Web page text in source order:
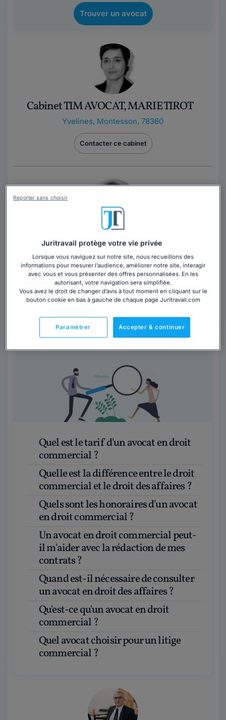
Trouver un avocat
Cabinet TIM AVOCAT, MARIE TIROT
Yvelines, Montesson, 78360
Contacter ce cabinet
Cabinet MAÎTRE ISABELLE AUBERT
Haute-Garonne,Toulouse, 31000
Contacter ce cabinet
Les questionsfréquemment posées
Quel est le tarif d'un avocat en droit
commercial ?
Quelle est la différence entre le droit
commercial et le droit des affaires ?
Quels sont les honoraires d'un avocat
en droit commercial ?
Un avocat en droit commercial peut-
il m'aider avec la rédaction de mes
contrats ?
Quand est-il nécessaire de consulter
un avocat en droit des affaires ?
Qu'est-ce qu'un avocat en droit
commercial ?
Quel avocat choisir pour un litige
commercial ?
Juritravail protège votre vie privée
Lorsque vous naviguez sur notre site, nous recueillons des
informations pour mesurer l’audience, améliorer notre site, interagir
avec vous et vous présenter des offres personnalisées. En les
autorisant, votre navigation sera simplifiée.
Vous avez le droit de changer d’avis à tout moment en cliquant sur le
bouton cookie en bas à gauche de chaque page Juritravail.com
Accepter & continuer
Paramétrer
Reporter sans choisir